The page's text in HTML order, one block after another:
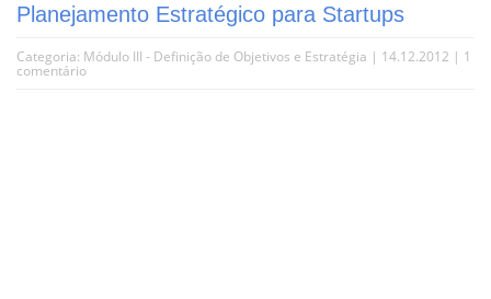
Planejamento Estratégico para Startups
Categoria: Módulo III - Definição de Objetivos e Estratégia | 14.12.2012 | 1
comentário